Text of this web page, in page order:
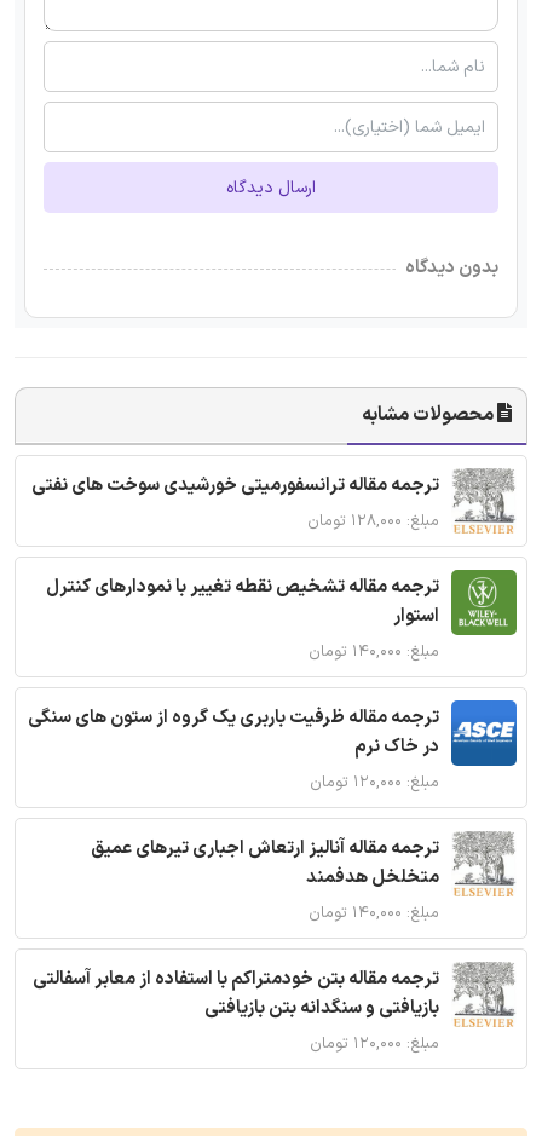
ارسال دیدگاه
بدون دیدگاه
محصولات مشابه
ترجمه مقاله ترانسفورمیتی خورشیدی سوخت های نفتی
مبلغ: ۱۲۸,۰۰۰ تومان
ترجمه مقاله تشخیص نقطه تغییر با نمودارهای کنترل
استوار
مبلغ: ۱۴۰,۰۰۰ تومان
ترجمه مقاله ظرفیت باربری یک گروه از ستون های سنگی
در خاک نرم
مبلغ: ۱۲۰,۰۰۰ تومان
ترجمه مقاله آنالیز ارتعاش اجباری تیرهای عمیق
متخلخل هدفمند
مبلغ: ۱۴۰,۰۰۰ تومان
ترجمه مقاله بتن خودمتراکم با استفاده از معابر آسفالتی
بازیافتی و سنگدانه بتن بازیافتی
مبلغ: ۱۲۰,۰۰۰ تومان